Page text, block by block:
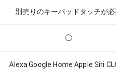
別売りのキーパッドタッチが
◯
Alexa Google Home Apple Siri